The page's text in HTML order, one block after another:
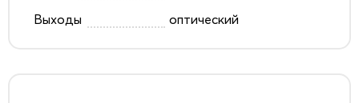
Выходы
оптический